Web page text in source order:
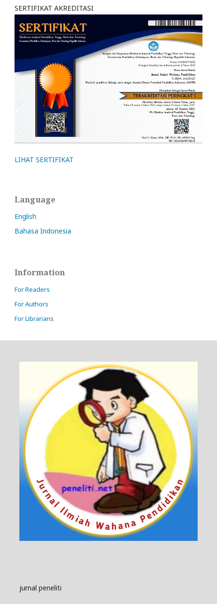
SERTIFIKAT AKREDITASI
LIHAT SERTIFIKAT
Language
English
Bahasa Indonesia
Information
For Readers
For Authors
For Librarians
jurnal peneliti